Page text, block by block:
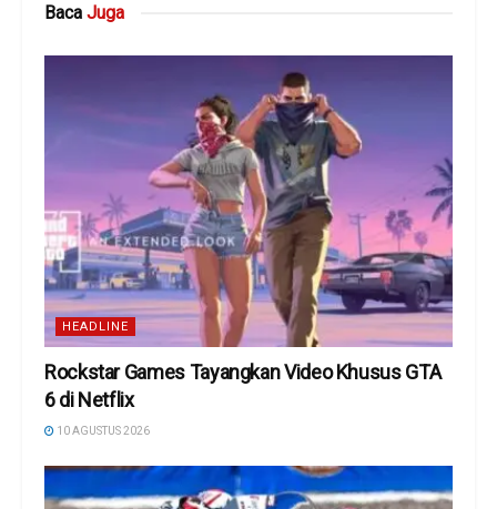
Baca Juga
HEADLINE
Rockstar Games Tayangkan Video Khusus GTA
6 di Netflix
10 AGUSTUS 2026